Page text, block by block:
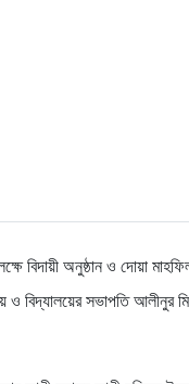
বিদায়ী অনুষ্ঠান ও দোয়া
ও বিদ্যালয়ের সভাপতি আলীনুর